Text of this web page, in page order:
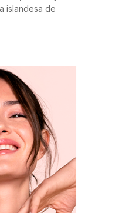
islandesa de